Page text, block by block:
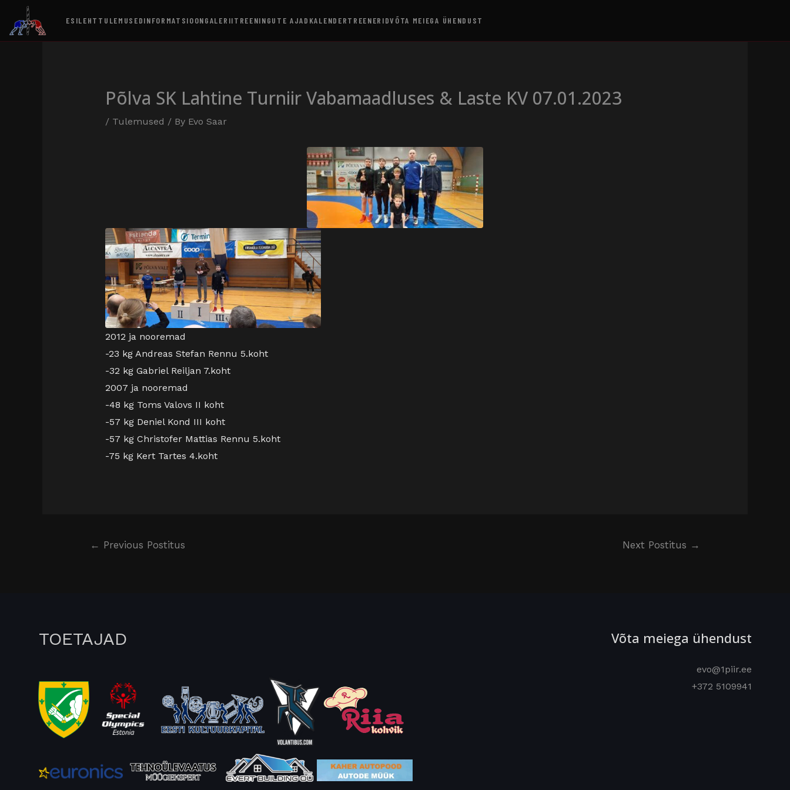
ESILEHT TULEMUSEDINFORMATSIOONGALERIITREENINGUTE AJAD KALENDERTREENERIDVÕTA MEIEGA ÜHENDUST
Põlva SK Lahtine Turniir Vabamaadluses & Laste KV 07.01.2023
/ Tulemused / By Evo Saar
2012 ja nooremad
-23 kg Andreas Stefan Rennu 5.koht
-32 kg Gabriel Reiljan 7.koht
2007 ja nooremad
-48 kg Toms Valovs II koht
-57 kg Deniel Kond III koht
-57 kg Christofer Mattias Rennu 5.koht
-75 kg Kert Tartes 4.koht
← Previous Postitus Next Postitus →
TOETAJAD Võta meiega ühendust
evo@1piir.ee
+372 5109941